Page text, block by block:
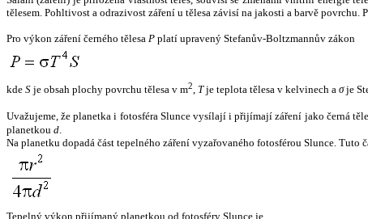
tělesem. Pohltivost a odrazivost záření u tělesa závisí na jakosti a barvě
Pro výkon záření černého tělesa P platí upravený Stefanův-Boltzmannův zákon
kde S je obsah plochy povrchu tělesa v m2, Tje teplota tělesa v kelvinech a σje
Uvažujeme, že planetka i fotosféra Slunce vysílají i přijímají záření jako černá
planetkou d.
Na planetku dopadá část tepelného záření vyzařovaného fotosférou Slunce.
Tepelný výkon přijímaný planetkou od fotosféry Slunce je